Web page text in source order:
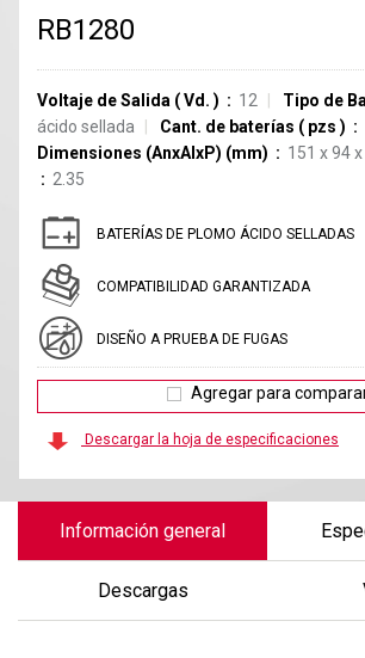
RB1280
Voltaje de Salida (Vd. ) 12 Tipo de
ácido sellada
Cant. de baterías ( pzs )
Dimensiones (AnxAlxP) (mm)
151 x 94
2.35
BATERÍAS DE PLOMO ÁCIDO SELLADAS
COMPATIBILIDAD GARANTIZADA
DISEÑO A PRUEBA DE FUGAS
Agregar para
Descargar la hoja de especificaciones
Información general
Descargas